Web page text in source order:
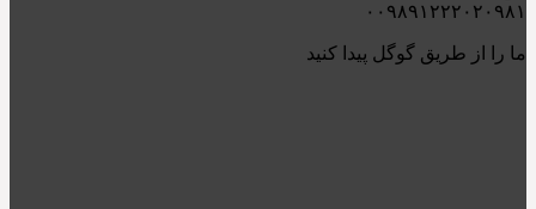
۰۰۹۸۹۱۲۲۲۰۲۰۹۸۱
ما را از طریق گوگل پیدا کنید